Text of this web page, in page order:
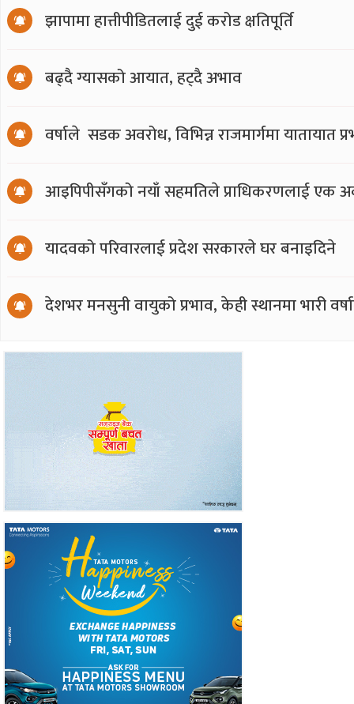
झापामा हात्तीपीडितलाई दुई करोड क्षतिपूर्ति
बढ्दै ग्यासको आयात, हट्दै अभाव
वर्षाले सडक अवरोध, विभिन्न राजमार्गमा यातायात
आइपिपीसँगको नयाँ सहमतिले प्राधिकरणलाई एक
यादवको परिवारलाई प्रदेश सरकारले घर बनाइदिने
देशभर मनसुनी वायुको प्रभाव, केही स्थानमा भारी